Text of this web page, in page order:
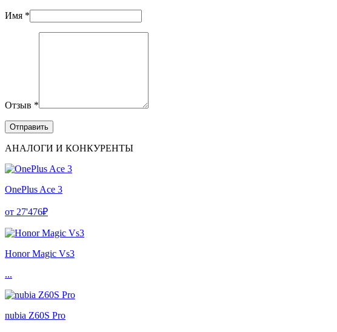
Имя *
Отзыв *
АНАЛОГИ И КОНКУРЕНТЫ
OnePlus Ace 3
от 27'476₽
Honor Magic Vs3
...
nubia Z60S Pro